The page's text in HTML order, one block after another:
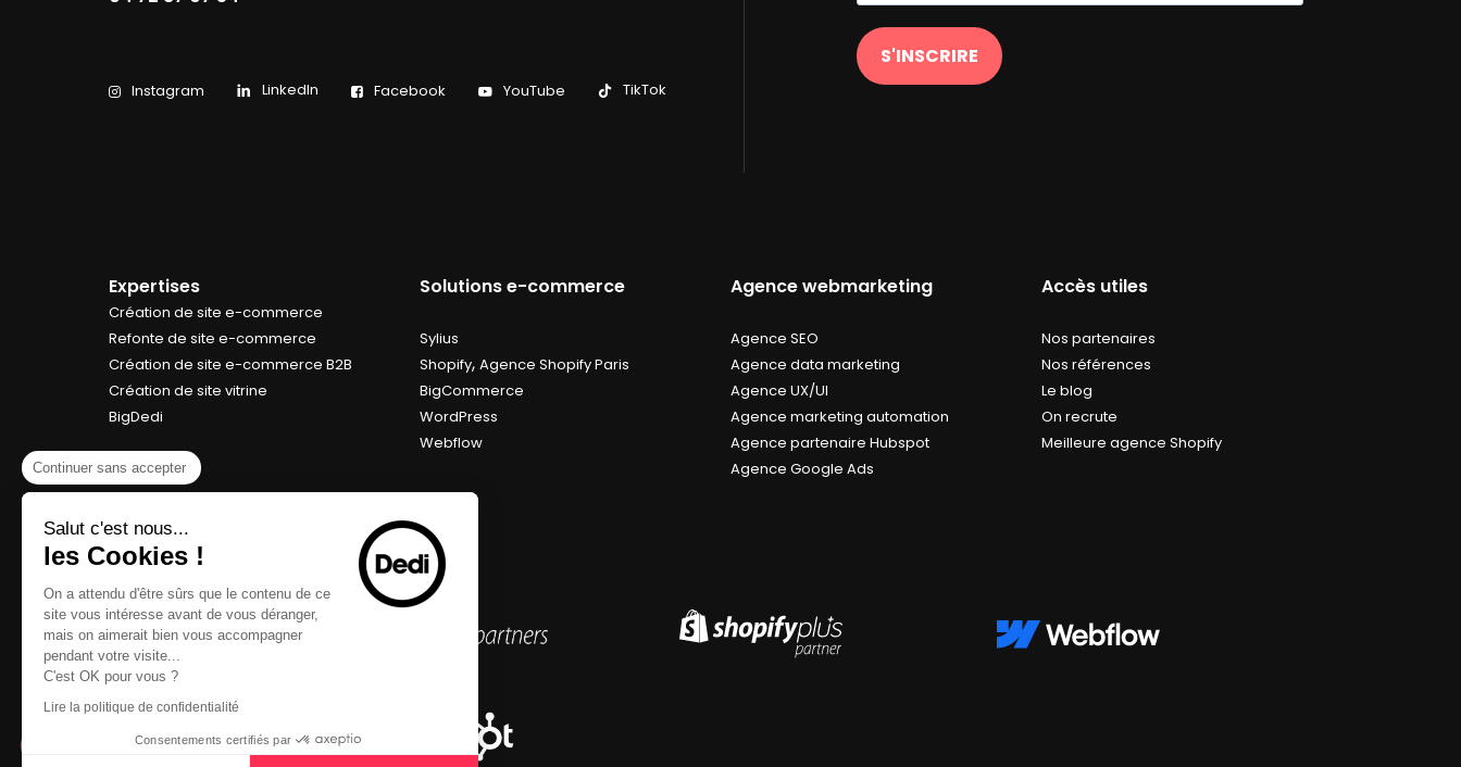
Instagram LinkedIn Facebook YouTube TikTok
S'INSCRIRE
Expertises
Création de site e-commerce
Refonte de site e-commerce
Création de site e-commerce B2B
Création de site vitrine
BigDedi
Solutions e-commerce
Sylius
Shopify,Agence Shopify Paris
BigCommerce
WordPress
Webflow
Agence webmarketing
Agence SEO
Agence data marketing
Agence UX/UI
Agence marketing automation
Agence partenaire Hubspot
Agence Google Ads
Accès utiles
Nos partenaires
Nos références
Le blog
On recrute
Meilleure agence Shopify
Continuer sans accepter
Salut c'est nous...
les Cookies !
On a attendu d'être sûrs que le contenu de ce
site vous intéresse avant de vous déranger,
mais on aimerait bien vous accompagner
pendant votre visite...
C'est OK pour vous ?
Lire la politique de confidentialité
Consentements certifiés par